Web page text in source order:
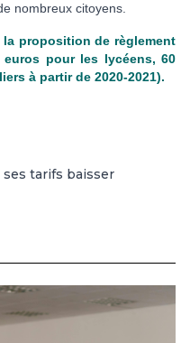
nombreux citoyens.
la proposition de règlement
pour les lycéens, 60
à partir de 2020-2021).
tarifs baisser